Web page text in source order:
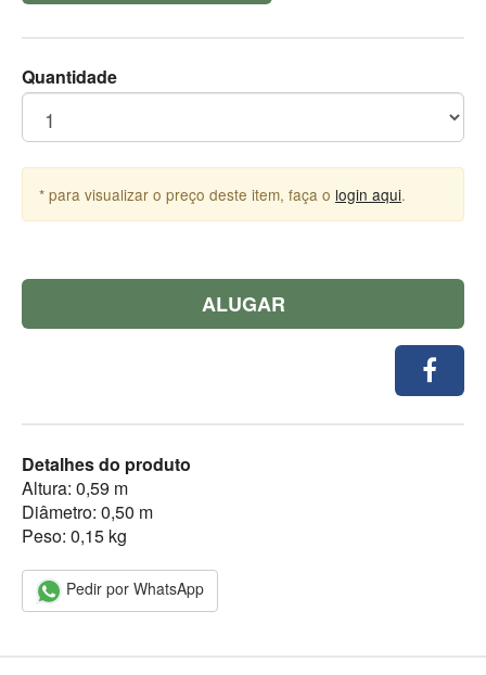
Quantidade
* para visualizar o preço deste item, faça o login aqui.
ALUGAR
Detalhes do produto
Altura: 0,59 m
Diâmetro: 0,50 m
Peso: 0,15 kg
Pedir por WhatsApp